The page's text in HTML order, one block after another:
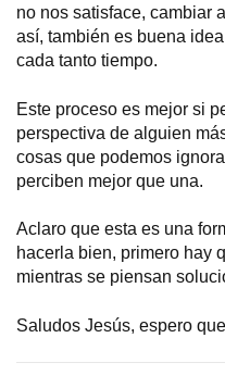
no nos satisface, cambiar
así, también es buena
cada tanto tiempo.
Este proceso es mejor si
perspectiva de alguien
cosas que podemos
perciben mejor que una.
Aclaro que esta es una
hacerla bien, primero hay
mientras se piensan
Saludos Jesús, espero